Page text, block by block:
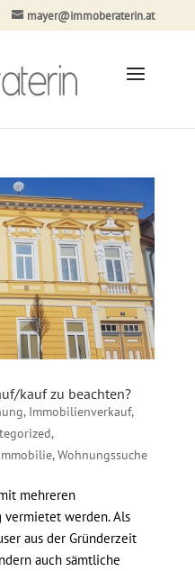
mayer@immoberaterin.at
kauf zu beachten?
, Immobilienverkauf,
,
,Wohnungssuche
mehreren
werden. Als
aus der Gründerzeit
auch sämtliche